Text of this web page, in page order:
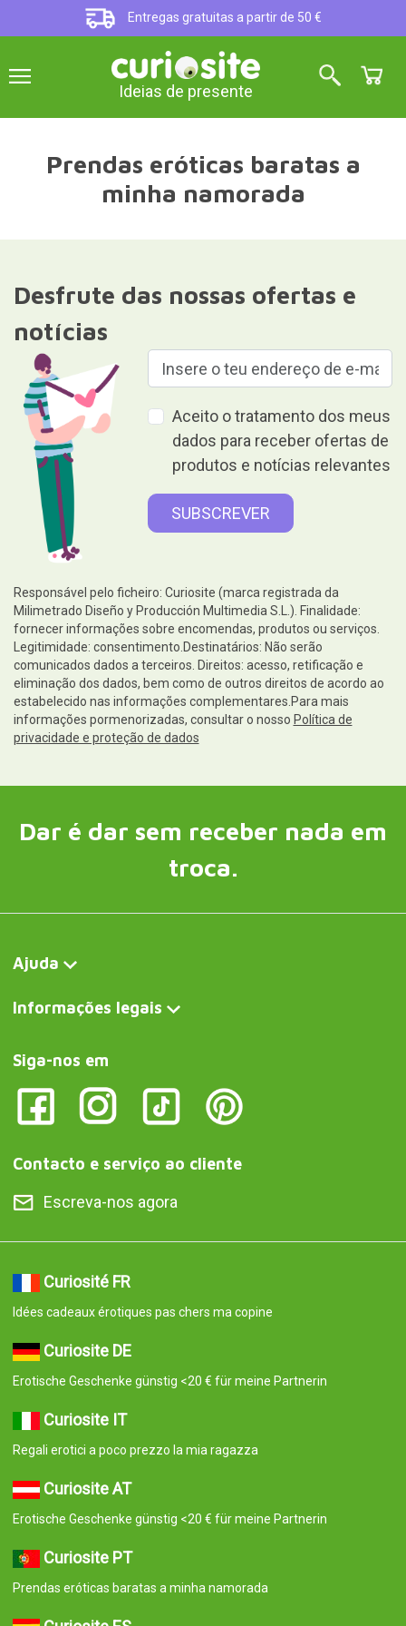
Entregas gratuitas a partir de 50 €
Ideias de presente
Prendas eróticas baratas a
minha namorada
Desfrute das nossas ofertas e
notícias
Aceito o tratamento dos meus
dados para receber ofertas de
produtos e notícias relevantes
Responsável pelo ficheiro: Curiosite (marca registrada da
Milimetrado Diseño y Producción Multimedia S.L.). Finalidade:
fornecer informações sobre encomendas, produtos ou serviços.
Legitimidade: consentimento.Destinatários: Não serão
comunicados dados a terceiros. Direitos: acesso, retificação e
eliminação dos dados, bem como de outros direitos de acordo ao
estabelecido nas informações complementares.Para mais
informações pormenorizadas, consultar o nosso Política de
privacidade e proteção de dados
Dar é dar sem receber nada em
troca.
Ajuda
Informações legais
Siga-nos em
Contacto e serviço ao cliente
Escreva-nos agora
Curiosité FR
Idées cadeaux érotiques pas chers ma copine
Curiosite DE
Erotische Geschenke günstig <20 € für meine Partnerin
Curiosite IT
Regali erotici a poco prezzo la mia ragazza
Curiosite AT
Erotische Geschenke günstig <20 € für meine Partnerin
Curiosite PT
Prendas eróticas baratas a minha namorada